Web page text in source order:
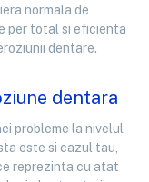
normala de
per total si eficienta
dentare.
dentara
probleme la nivelul
este si cazul tau,
reprezinta cu atat